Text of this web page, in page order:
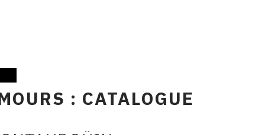
: CATALOGUE